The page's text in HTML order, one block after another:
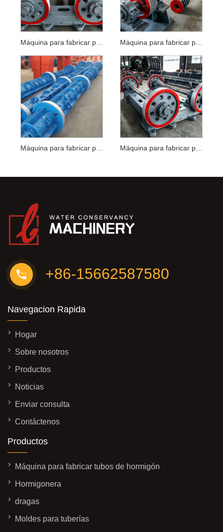
Máquina para fabricar postes eléctricos
Máquina para fabricar postes de hormigón Máquina para fabricar postes hilados
+86-15662587580
Navegacion Rapida
Hogar
Sobre nosotros
Productos
Noticias
Enviar consulta
Contáctenos
Productos
Máquina para fabricar tubos de hormigón
Hormigonera
dragas
Moldes para tuberías